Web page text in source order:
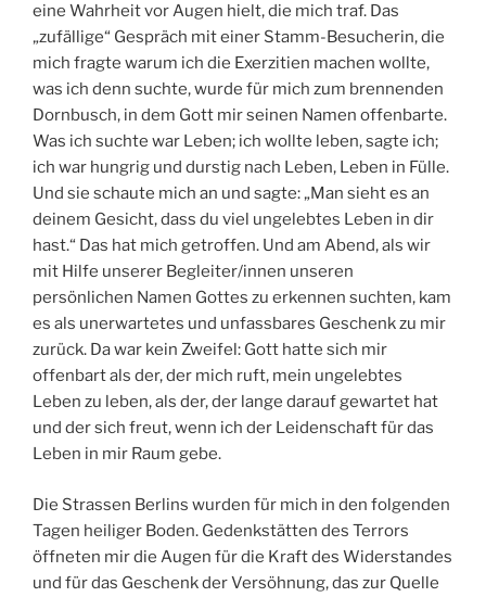
eine Wahrheit vor Augen hielt, die mich traf. Das
„zufällige“ Gespräch mit einer Stamm-Besucherin, die
mich fragte warum ich die Exerzitien machen wollte,
was ich denn suchte, wurde für mich zum brennenden
Dornbusch, in dem Gott mir seinen Namen offenbarte.
Was ich suchte war Leben; ich wollte leben, sagte ich;
ich war hungrig und durstig nach Leben, Leben in Fülle.
Und sie schaute mich an und sagte: „Man sieht es an
deinem Gesicht, dass du viel ungelebtes Leben in dir
hast.“ Das hat mich getroffen. Und am Abend, als wir
mit Hilfe unserer Begleiter/innen unseren
persönlichen Namen Gottes zu erkennen suchten, kam
es als unerwartetes und unfassbares Geschenk zu mir
zurück. Da war kein Zweifel: Gott hatte sich mir
offenbart als der, der mich ruft, mein ungelebtes
Leben zu leben, als der, der lange darauf gewartet hat
und der sich freut, wenn ich der Leidenschaft für das
Leben in mir Raum gebe.
Die Strassen Berlins wurden für mich in den folgenden
Tagen heiliger Boden. Gedenkstätten des Terrors
öffneten mir die Augen für die Kraft des Widerstandes
und für das Geschenk der Versöhnung, das zur Quelle